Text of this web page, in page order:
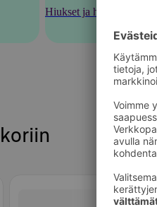
Hiukset ja hiustenhoito